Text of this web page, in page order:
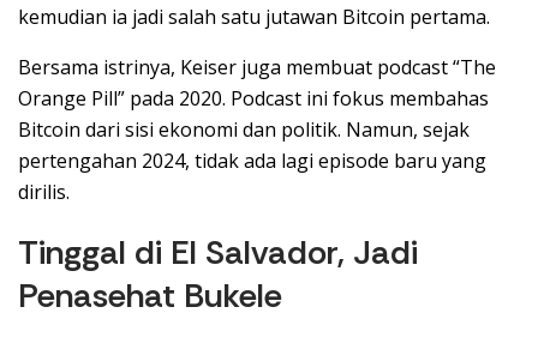
kemudian ia jadi salah satu jutawan Bitcoin pertama.
Bersama istrinya, Keiser juga membuat podcast “The
Orange Pill” pada 2020. Podcast ini fokus membahas
Bitcoin dari sisi ekonomi dan politik. Namun, sejak
pertengahan 2024, tidak ada lagi episode baru yang
dirilis.
Tinggal di El Salvador, Jadi
Penasehat Bukele